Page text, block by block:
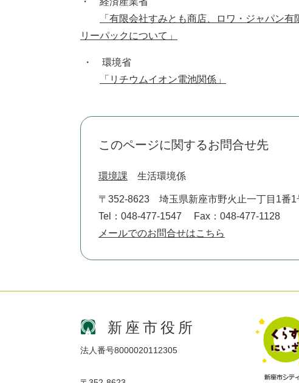
「有限会社すみとも商店、ロワ・ジャパン
リーパックについて」
・ 環境省
「リチウムイオン電池関係」
このページに関するお問合せ先
環境課 生活環境係
〒352-8623
埼玉県新座市野火止一丁目1
Tel：048-477-1547
Fax：048-477-1128
メールでのお問合せはこちら
新座市役所
法人番号8000020112305